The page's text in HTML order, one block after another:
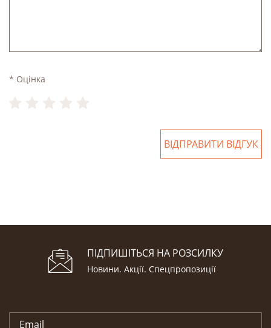
* Оцінка
ВІДПРАВИТИ ВІДГУК
ПІДПИШІТЬСЯ НА РОЗСИЛКУ
Новини. Акції. Cпецпропозиції